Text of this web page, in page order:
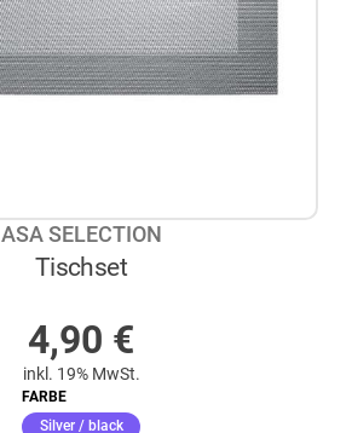
ASA SELECTION
Tischset
4,90 €
inkl. 19% MwSt.
FARBE
Silver / black(ausgewählt)